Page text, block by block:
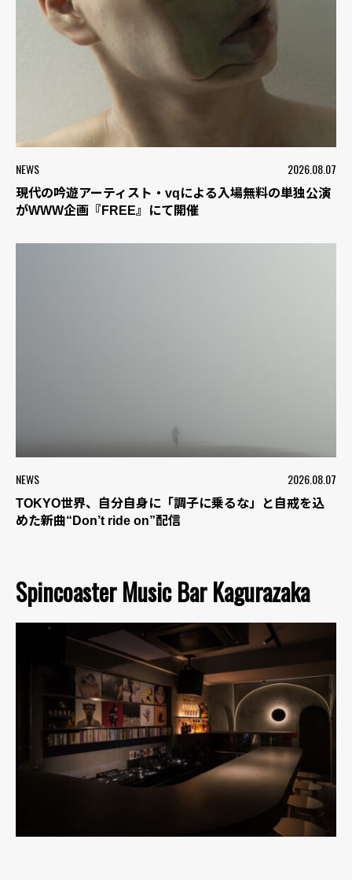
NEWS 2026.08.07
現代の吟遊アーティスト・vqによる入場無料の単独公演
がWWW企画『FREE』にて開催
NEWS 2026.08.07
TOKYO世界、自分自身に「調子に乗るな」と自戒を込
めた新曲“Don’t ride on”配信
Spincoaster Music Bar Kagurazaka